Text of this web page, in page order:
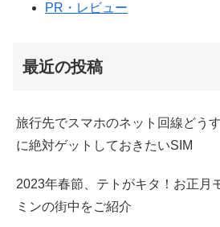
PR・レビュー
最近の投稿
旅行先でスマホのネット回線どう
に絶対ゲットしておきたいSIM
2023年春節、テトがキタ！お正月
ミンの街中をご紹介